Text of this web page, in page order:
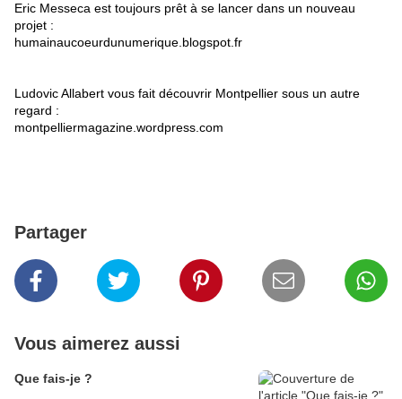
Eric Messeca est toujours prêt à se lancer dans un nouveau
projet :
humainaucoeurdunumerique.blogspot.fr
Ludovic Allabert vous fait découvrir Montpellier sous un autre
regard :
montpelliermagazine.wordpress.com
Partager
Vous aimerez aussi
Que fais-je ?